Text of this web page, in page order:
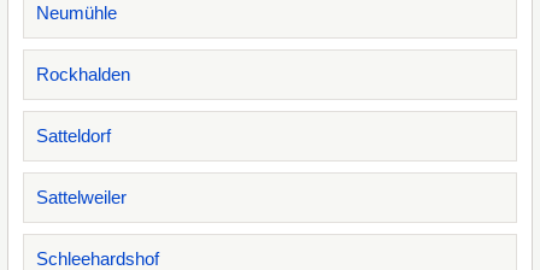
Neumühle
Rockhalden
Satteldorf
Sattelweiler
Schleehardshof